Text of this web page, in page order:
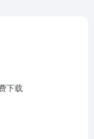
下载